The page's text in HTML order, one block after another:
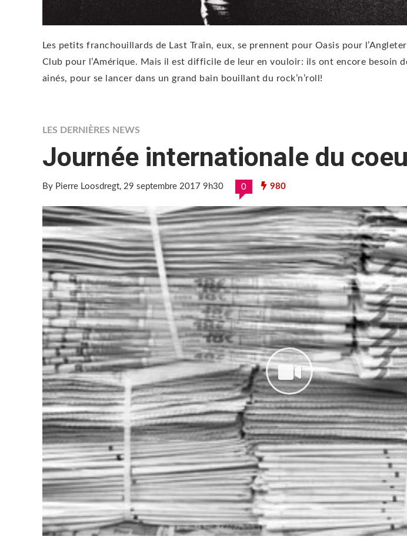
Les petits franchouillards de Last Train, eux, se prennent pour Oasis pour
Club pour l’Amérique. Mais il est difficile de leur en vouloir: ils ont encore besoin
ainés, pour se lancer dans un grand bain bouillant du rock’n’roll!
LES DERNIÈRES NEWS
Journée internationale du
By Pierre Loosdregt, 29 septembre 2017 9h30 0 980